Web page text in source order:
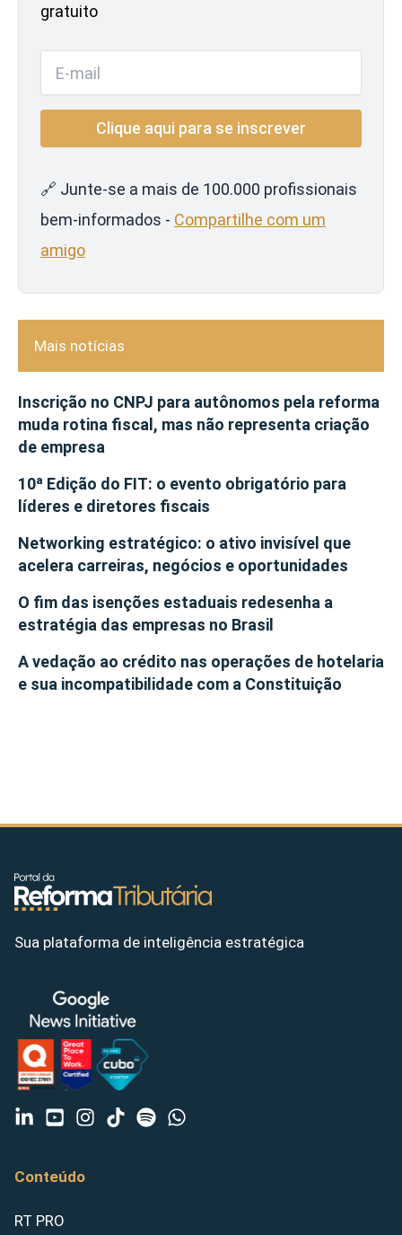
gratuito
🔗 Junte-se a mais de 100.000 profissionais
bem-informados - Compartilhe com um
amigo
Mais notícias
Inscrição no CNPJ para autônomos pela reforma
muda rotina fiscal, mas não representa criação
de empresa
10ª Edição do FIT: o evento obrigatório para
líderes e diretores fiscais
Networking estratégico: o ativo invisível que
acelera carreiras, negócios e oportunidades
O fim das isenções estaduais redesenha a
estratégia das empresas no Brasil
A vedação ao crédito nas operações de hotelaria
e sua incompatibilidade com a Constituição
Sua plataforma de inteligência estratégica
Conteúdo
RT PRO